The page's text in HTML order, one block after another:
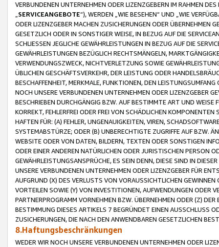
VERBUNDENEN UNTERNEHMEN ODER LIZENZGEBERN IM RAHMEN
SERVICEANGEBOTE“), WERDEN „WIE BESEHEN“ UND „WIE
ODER LIZENZGEBER MACHEN ZUSICHERUNGEN ODER ÜBERNEHMEN
GESETZLICH ODER IN SONSTIGER WEISE, IN BEZUG AUF DIE
SCHLIESSEN JEGLICHE GEWÄHRLEISTUNGEN IN BEZUG AUF DIE
GEWÄHRLEISTUNGEN BEZÜGLICH RECHTSMÄNGELN,
VERWENDUNGSZWECK, NICHTVERLETZUNG SOWIE
ÜBLICHEN GESCHÄFTSVERKEHR, DER LEISTUNG ODER
BESCHAFFENHEIT, MERKMALE, FUNKTIONEN, DEN
NOCH UNSERE VERBUNDENEN UNTERNEHMEN ODER LIZENZGEBER
BESCHRIEBEN DURCHGÄNGIG BZW. AUF BESTIMMTE ART UND
KORREKT, FEHLERFREI ODER FREI VON SCHÄDLICHEN
HAFTEN FÜR: (A) FEHLER, UNGENAUIGKEITEN, VIREN,
SYSTEMABSTÜRZE; ODER (B) UNBERECHTIGTE ZUGRIFFE AUF BZW.
WEBSITE ODER VON DATEN, BILDERN, TEXTEN ODER SONSTIGEN
ODER EINER ANDEREN NATÜRLICHEN ODER JURISTISCHEN PERSON
GEWÄHRLEISTUNGSANSPRÜCHE, ES SEIN DENN, DIESE SIND IN
UNSERE VERBUNDENEN UNTERNEHMEN ODER LIZENZGEBER FÜR
AUFGRUND (X) DES VERLUSTS VON VORAUSSICHTLICHEN
VORTEILEN SOWIE (Y) VON INVESTITIONEN, AUFWENDUNGEN ODER
PARTNERPROGRAMM VORNEHMEN BZW. ÜBERNEHMEN ODER (Z)
BESTIMMUNG DIESES ARTIKELS 7 BEGRÜNDET EINEN AUSSCHLUSS
ZUSICHERUNGEN, DIE NACH DEN ANWENDBAREN GESETZLICHEN
8.Haftungsbeschränkungen
WEDER WIR NOCH UNSERE VERBUNDENEN UNTERNEHMEN ODER